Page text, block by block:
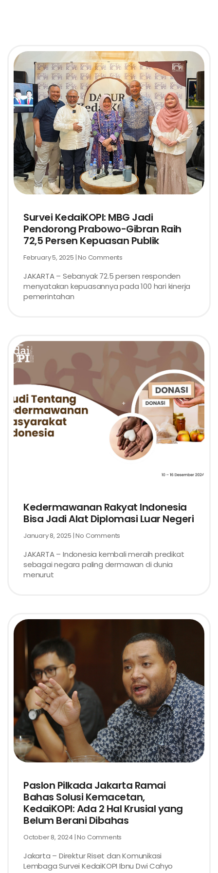
Survei KedaiKOPI: MBG Jadi
Pendorong Prabowo-Gibran Raih
72,5 Persen Kepuasan Publik
February 5, 2025 No Comments
JAKARTA – Sebanyak 72.5 persen responden
menyatakan kepuasannya pada 100 hari kinerja
pemerintahan
Kedermawanan Rakyat Indonesia
Bisa Jadi Alat Diplomasi Luar Negeri
January 8, 2025 No Comments
JAKARTA – Indonesia kembali meraih predikat
sebagai negara paling dermawan di dunia
menurut
Paslon Pilkada Jakarta Ramai
Bahas Solusi Kemacetan,
KedaiKOPI: Ada 2 Hal Krusial yang
Belum Berani Dibahas
October 8, 2024 No Comments
Jakarta – Direktur Riset dan Komunikasi
Lembaga Survei KedaiKOPI Ibnu Dwi Cahyo